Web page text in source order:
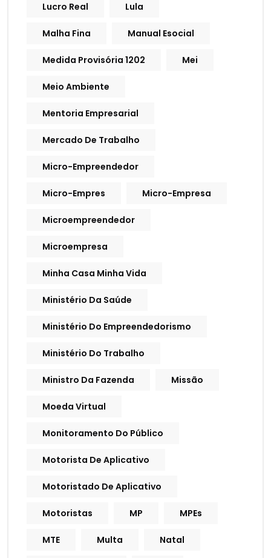
Lucro Real Lula
Malha Fina Manual Esocial
Medida Provisória 1202 Mei
Meio Ambiente
Mentoria Empresarial
Mercado De Trabalho
Micro-Empreendedor
Micro-Empres Micro-Empresa
Microempreendedor
Microempresa
Minha Casa Minha Vida
Ministério Da Saúde
Ministério Do Empreendedorismo
Ministério Do Trabalho
Ministro Da Fazenda Missão
Moeda Virtual
Monitoramento Do Público
Motorista De Aplicativo
Motoristado De Aplicativo
Motoristas MP MPEs
MTE Multa Natal